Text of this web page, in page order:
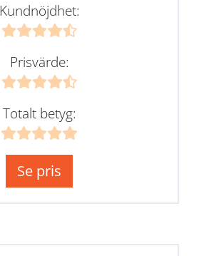
Kundnöjdhet:
Prisvärde:
Totalt betyg:
Se pris